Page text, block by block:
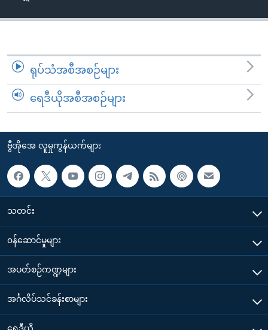
ရုပ်သံအစီအစဉ်များ
ရေဒီယိုအစီအစဉ်များ
ဗွီအိုအေ လူမှုကွန်ယက်များ
သတင်း
၀န်ဆောင်မှုများ
အပတ်စဉ်ကဏ္ဍများ
အင်္ဂလိပ်သင်ခန်းစာများ